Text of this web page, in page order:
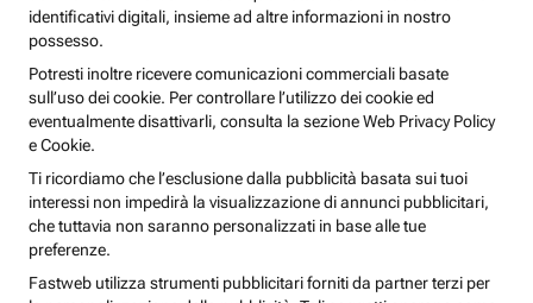
identificativi digitali, insieme ad altre informazioni in nostro
possesso.
Potresti inoltre ricevere comunicazioni commerciali basate
sull’uso dei cookie. Per controllare l’utilizzo dei cookie ed
eventualmente disattivarli, consulta la sezione Web Privacy Policy
e Cookie.
Ti ricordiamo che l’esclusione dalla pubblicità basata sui tuoi
interessi non impedirà la visualizzazione di annunci pubblicitari,
che tuttavia non saranno personalizzati in base alle tue
preferenze.
Fastweb utilizza strumenti pubblicitari forniti da partner terzi per